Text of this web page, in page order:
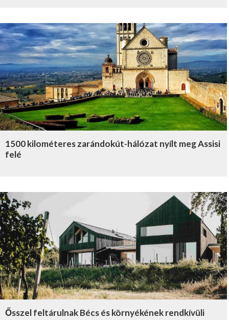
1500 kilométeres zarándokút-hálózat nyílt meg Assisi
felé
Ősszel feltárulnak Bécs és környékének rendkívüli